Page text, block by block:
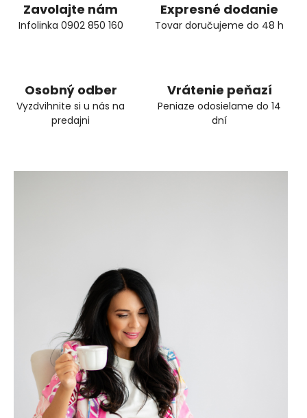
Zavolajte nám
Infolinka 0902 850 160
Expresné dodanie
Tovar doručujeme do 48 h
Osobný odber
Vyzdvihnite si u nás na
predajni
Vrátenie peňazí
Peniaze odosielame do 14
dní